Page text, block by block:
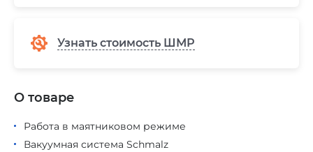
Узнать стоимость ШМР
Работа в маятниковом режиме
Вакуумная система Schmalz
О товаре